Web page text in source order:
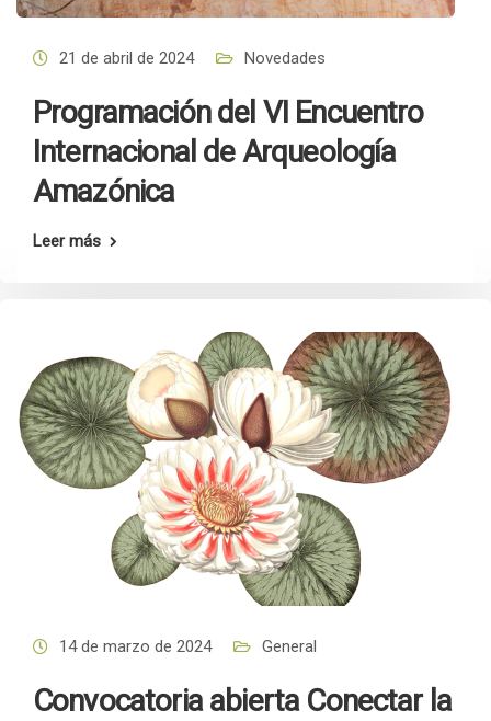
21 de abril de 2024 Novedades
Programación del VI Encuentro
Internacional de Arqueología
Amazónica
Leer más
14 de marzo de 2024 General
Convocatoria abierta Conectar la